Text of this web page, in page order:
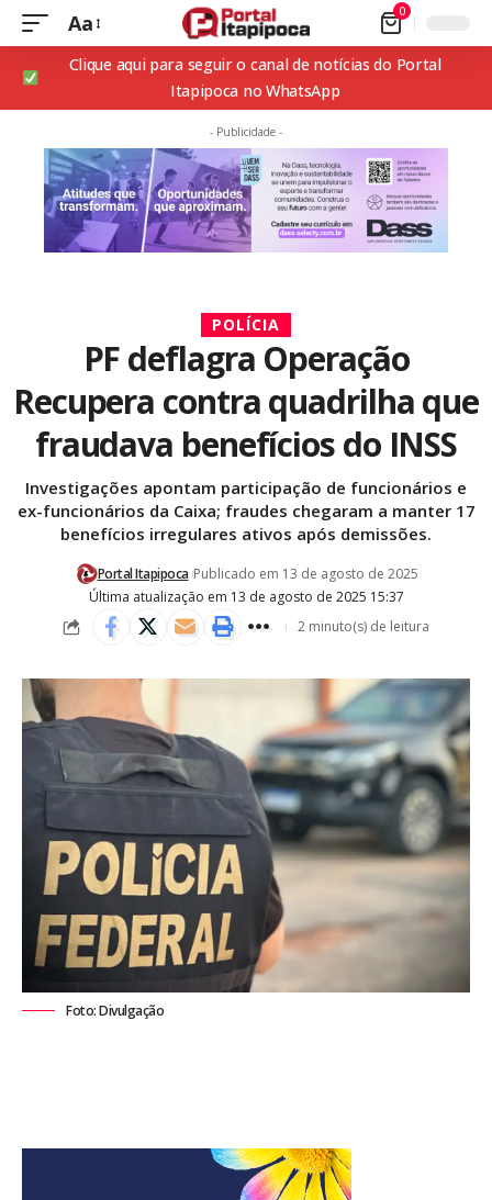
Aa 0
Clique aqui para seguir o canal de notícias do Portal
Itapipoca no WhatsApp
- Publicidade -
POLÍCIA
PF deflagra Operação
Recupera contra quadrilha que
fraudava benefícios do INSS
Investigações apontam participação de funcionários e
ex-funcionários da Caixa; fraudes chegaram a manter 17
benefícios irregulares ativos após demissões.
Última atualização em 13 de agosto de 2025 15:37
Portal Itapipoca Publicado em 13 de agosto de 2025
2 minuto(s) de leitura
Foto: Divulgação